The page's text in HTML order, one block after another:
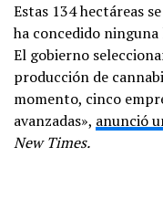
Estas 134 hectáreas
ha concedido
El gobierno
producción de
momento, cinco
avanzadas», anunció
New Times.